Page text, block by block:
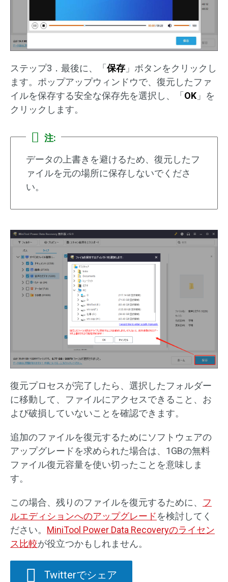
ステップ3．最後に、「 保存 」ボタンをクリックし
ます。ポップアップウィンドウで、復元したファ
イルを保存する安全な保存先を選択し、「 OK 」を
クリックします。
注:
データの上書きを避けるため、復元したフ
ァイルを元の場所に保存しないでくださ
い。
復元プロセスが完了したら、選択したフォルダー
に移動して、ファイルにアクセスできること、お
よび破損していないことを確認できます。
追加のファイルを復元するためにソフトウェアの
アップグレードを求められた場合は、1GBの無料
ファイル復元容量を使い切ったことを意味しま
す。
この場合、残りのファイルを復元するために、 フ
ルエディションへのアップグレードを検討してく
ださい。 MiniTool Power Data Recoveryのライセン
ス比較が役立つかもしれません。
Twitterでシェア